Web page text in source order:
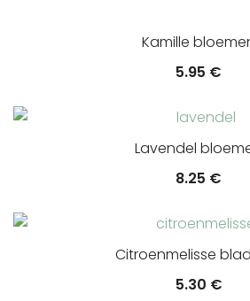
Kamille
5.95 €
Lavendel
8.25 €
Citroenmelisse
5.30 €